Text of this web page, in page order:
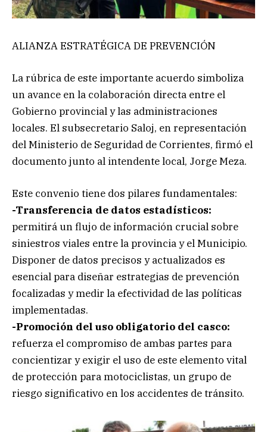
ALIANZA ESTRATÉGICA DE PREVENCIÓN
La rúbrica de este importante acuerdo simboliza
un avance en la colaboración directa entre el
Gobierno provincial y las administraciones
locales. El subsecretario Saloj, en representación
del Ministerio de Seguridad de Corrientes, firmó el
documento junto al intendente local, Jorge Meza.
Este convenio tiene dos pilares fundamentales:
-Transferencia de datos estadísticos:
permitirá un flujo de información crucial sobre
siniestros viales entre la provincia y el Municipio.
Disponer de datos precisos y actualizados es
esencial para diseñar estrategias de prevención
focalizadas y medir la efectividad de las políticas
implementadas.
-Promoción del uso obligatorio del casco:
refuerza el compromiso de ambas partes para
concientizar y exigir el uso de este elemento vital
de protección para motociclistas, un grupo de
riesgo significativo en los accidentes de tránsito.